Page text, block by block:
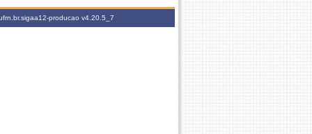
producao v4.20.5_7